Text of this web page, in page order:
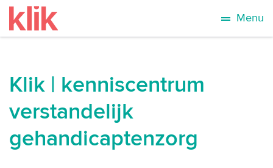
Menu
Klik | kenniscentrum
verstandelijk
gehandicaptenzorg